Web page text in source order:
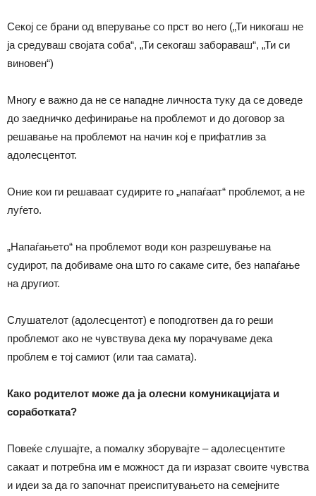
Секој се брани од вперување со прст во него („Ти никогаш не
ја средуваш својата соба“, „Ти секогаш забораваш“, „Ти си
виновен“)
Многу е важно да не се нападне личноста туку да се доведе
до заедничко дефинирање на проблемот и до договор за
решавање на проблемот на начин кој е прифатлив за
адолесцентот.
Оние кои ги решаваат судирите го „напаѓаат“ проблемот, а не
луѓето.
„Напаѓањето“ на проблемот води кон разрешување на
судирот, па добиваме она што го сакаме сите, без напаѓање
на другиот.
Слушателот (адолесцентот) е поподготвен да го реши
проблемот ако не чувствува дека му порачуваме дека
проблем е тој самиот (или таа самата).
Како родителот може да ја олесни комуникацијата и
соработката?
Повеќе слушајте, а помалку зборувајте – адолесцентите
сакаат и потребна им е можност да ги изразат своите чувства
и идеи за да го започнат преиспитувањето на семејните